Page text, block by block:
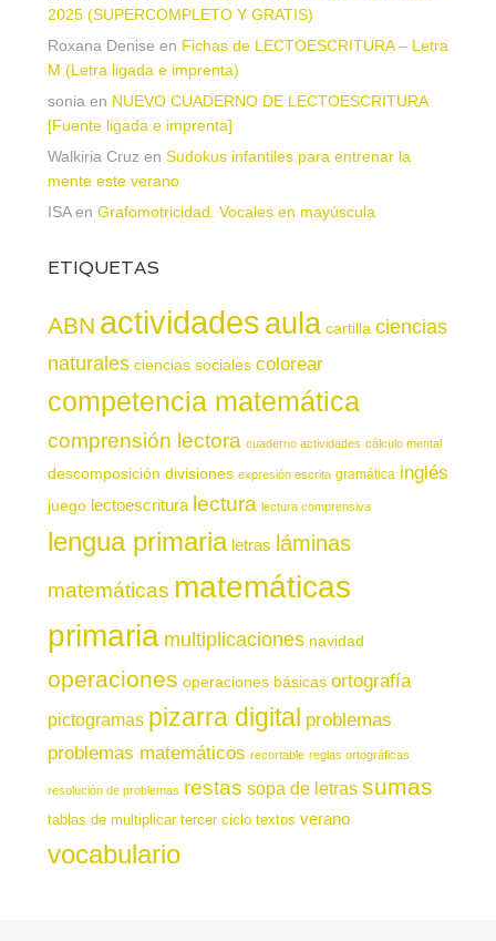
2025 (SUPERCOMPLETO Y GRATIS)
Roxana Denise en Fichas de LECTOESCRITURA – Letra
M (Letra ligada e imprenta)
sonia en NUEVO CUADERNO DE LECTOESCRITURA
[Fuente ligada e imprenta]
Walkiria Cruz en Sudokus infantiles para entrenar la
mente este verano
ISAen Grafomotricidad. Vocales en mayúscula
ETIQUETAS
ABN actividadesaula cartilla ciencias
naturales ciencias sociales colorear
competencia matemática
comprensión lectora cuaderno actividades cálculo mental
descomposición divisiones expresión escrita gramática inglés
juego lectoescritura lectura lectura comprensiva
lengua primaria letras láminas
matemáticas matemáticas
primaria multiplicaciones navidad
operaciones operaciones básicas ortografía
pictogramas pizarra digital problemas
problemas matemáticos recortable reglas ortográficas
resolución de problemas restas sopa de letras sumas
tablas de multiplicar tercer ciclo textos verano
vocabulario